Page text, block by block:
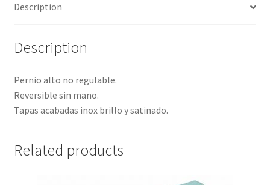
Description
Description
Pernio alto no regulable.
Reversible sin mano.
Tapas acabadas inox brillo y satinado.
Related products